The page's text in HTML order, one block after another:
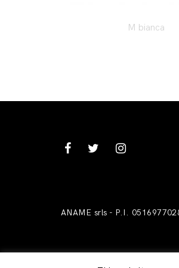
M bianca
ANAME srls - P.I.